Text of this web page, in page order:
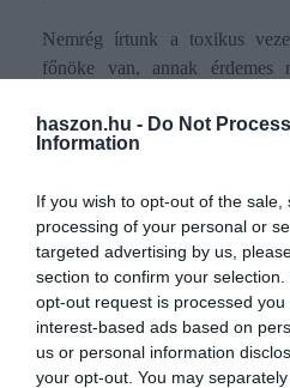
haszon.hu - Do Not
Information
If you wish to opt-out of the
processing of your personal or
targeted advertising by us,
section to confirm your
opt-out request is processed
interest-based ads based on
us or personal information
your opt-out. You may
Nemrég írtunk a toxikus
főnöke van, annak érdemes
tűz ki, mindig mást hibáztat
hajtja a csapatot, olykor
általában maradhat és kárt
Bővebben az ilyen vezetőről
munkahely váltás
állás